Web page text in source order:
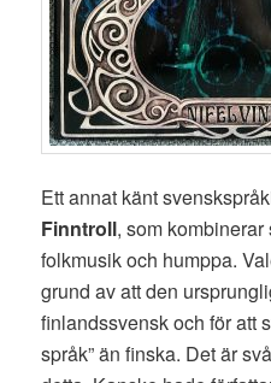
Ett annat känt
Finntroll, som
folkmusik och humppa.
grund av att den
finlandssvensk och för att
språk” än finska. Det är